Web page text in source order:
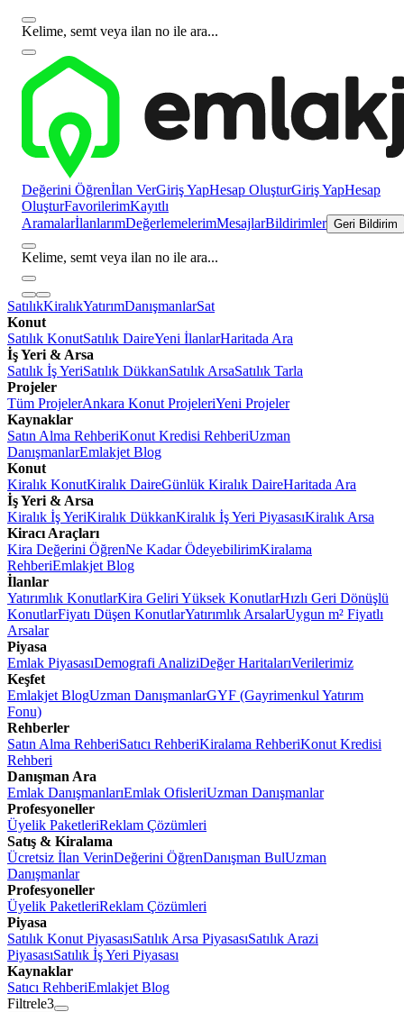
Kelime, semt veya ilan no ile ara...
Değerini Öğrenİlan VerGiriş YapHesap OluşturGiriş YapHesap
OluşturFavorilerimKayıtlı
AramalarİlanlarımDeğerlemelerimMesajlarBildirimler Geri Bildirim
Kelime, semt veya ilan no ile ara...
SatılıkKiralıkYatırımDanışmanlarSat
Konut
Satılık KonutSatılık DaireYeni İlanlarHaritada Ara
İş Yeri & Arsa
Satılık İş YeriSatılık DükkanSatılık ArsaSatılık Tarla
Projeler
Tüm ProjelerAnkara Konut ProjeleriYeni Projeler
Kaynaklar
Satın Alma RehberiKonut Kredisi RehberiUzman
DanışmanlarEmlakjet Blog
Konut
Kiralık KonutKiralık DaireGünlük Kiralık DaireHaritada Ara
İş Yeri & Arsa
Kiralık İş YeriKiralık DükkanKiralık İş Yeri PiyasasıKiralık Arsa
Kiracı Araçları
Kira Değerini ÖğrenNe Kadar ÖdeyebilirimKiralama
RehberiEmlakjet Blog
İlanlar
Yatırımlık KonutlarKira Geliri Yüksek KonutlarHızlı Geri Dönüşlü
KonutlarFiyatı Düşen KonutlarYatırımlık ArsalarUygun m² Fiyatlı
Arsalar
Piyasa
Emlak PiyasasıDemografi AnaliziDeğer HaritalarıVerilerimiz
Keşfet
Emlakjet BlogUzman DanışmanlarGYF (Gayrimenkul Yatırım
Fonu)
Rehberler
Satın Alma RehberiSatıcı RehberiKiralama RehberiKonut Kredisi
Rehberi
Danışman Ara
Emlak DanışmanlarıEmlak OfisleriUzman Danışmanlar
Profesyoneller
Üyelik PaketleriReklam Çözümleri
Satış & Kiralama
Ücretsiz İlan VerinDeğerini ÖğrenDanışman BulUzman
Danışmanlar
Profesyoneller
Üyelik PaketleriReklam Çözümleri
Piyasa
Satılık Konut PiyasasıSatılık Arsa PiyasasıSatılık Arazi
PiyasasıSatılık İş Yeri Piyasası
Kaynaklar
Satıcı RehberiEmlakjet Blog
Filtrele3